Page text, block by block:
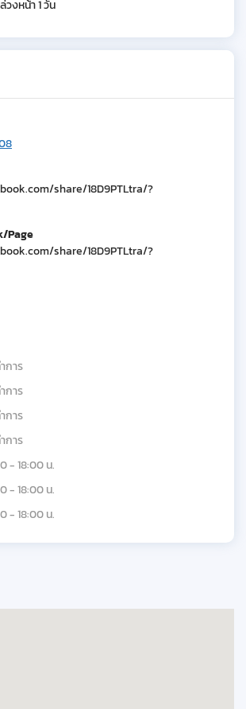
วงหน้า 1 วัน
share/18D9PTLtra/?
Page
share/18D9PTLtra/?
การ
การ
การ
การ
- 18:00 น.
- 18:00 น.
- 18:00 น.